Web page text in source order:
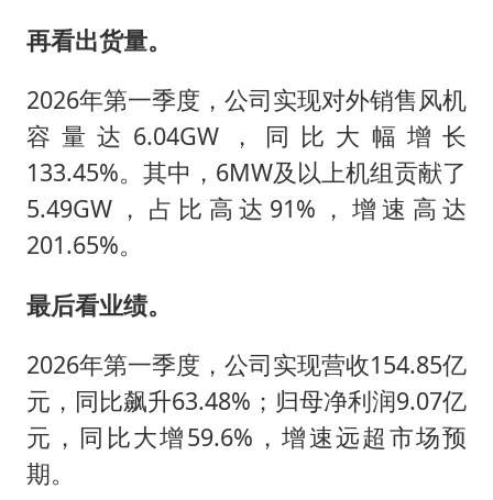
再看出货量。
2026年第一季度，公司实现对外销售风机
容量达6.04GW，同比大幅增长
133.45%。其中，6MW及以上机组贡献了
5.49GW，占比高达91%，增速高达
201.65%。
最后看业绩。
2026年第一季度，公司实现营收154.85亿
元，同比飙升63.48%；归母净利润9.07亿
元，同比大增59.6%，增速远超市场预
期。